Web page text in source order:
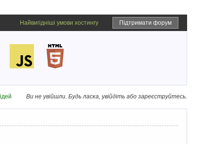
Підтримати форум
Найвигідніші умови хостингу
Ви не увійшли. Будь ласка, увійдіть або зареєструйтесь.